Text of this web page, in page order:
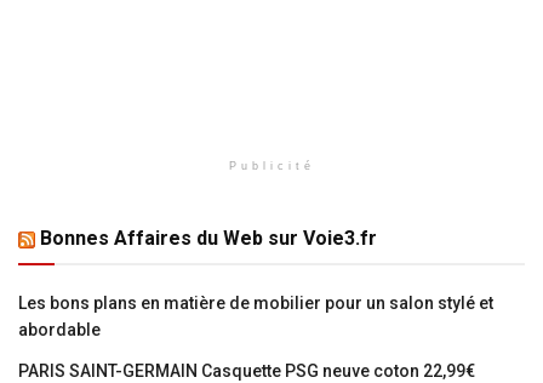
Publicité
Bonnes Affaires du Web sur Voie3.fr
Les bons plans en matière de mobilier pour un salon stylé et
abordable
PARIS SAINT-GERMAIN Casquette PSG neuve coton 22,99€